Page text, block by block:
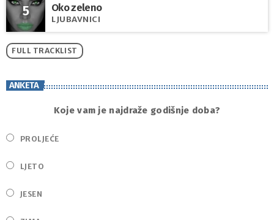
5 Oko zeleno
LJUBAVNICI
FULL TRACKLIST
ANKETA
Koje vam je najdraže godišnje doba?
PROLJEĆE
LJETO
JESEN